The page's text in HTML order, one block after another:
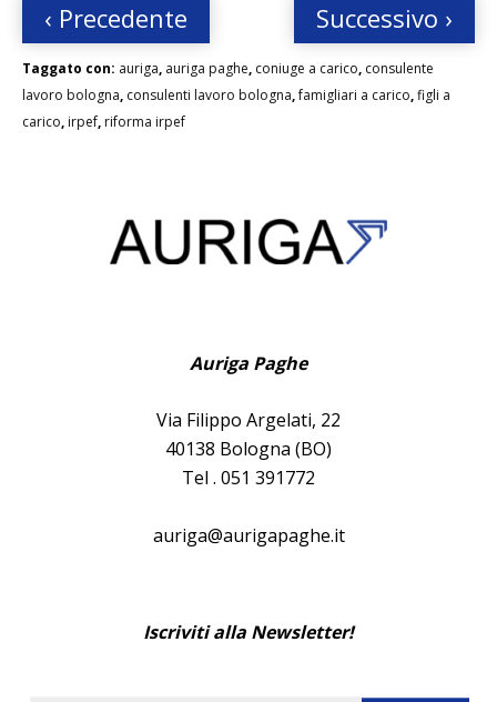
‹ Precedente Successivo ›
Taggato con: auriga, auriga paghe, coniuge a carico, consulente
lavoro bologna, consulenti lavoro bologna,famigliari a carico,figli a
carico, irpef, riforma irpef
Auriga Paghe
Via Filippo Argelati, 22
40138 Bologna (BO)
Tel . 051 391772
auriga@aurigapaghe.it
Iscriviti alla Newsletter!